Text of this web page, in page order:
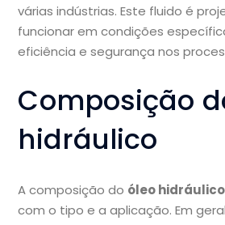
várias indústrias. Este fluido é
funcionar em condições
eficiência e segurança nos
Composição
hidráulico
A composição do óleo hidráulico
com o tipo e a aplicação. Em